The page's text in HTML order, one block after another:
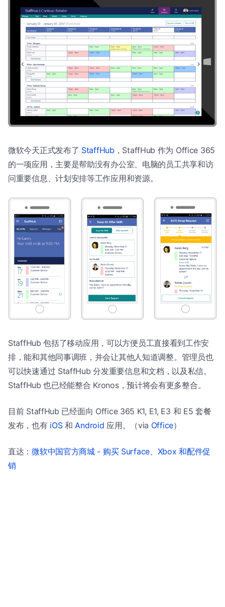
微软今天正式发布了 StaffHub ，StaffHub 作为 Office 365
的一项应用，主要是帮助没有办公室、电脑的员工共享和访
问重要信息、计划安排等工作应用和资源。
StaffHub 包括了移动应用，可以方便员工直接看到工作安
排，能和其他同事调班，并会让其他人知道调整。管理员也
可以快速通过 StaffHub 分发重要信息和文档，以及私信。
StaffHub 也已经能整合 Kronos，预计将会有更多整合。
目前 StaffHub 已经面向 Office 365 K1, E1, E3 和 E5 套餐
发布，也有 iOS和 Android 应用。（via Office）
直达：微软中国官方商城 - 购买 Surface、Xbox 和配件促
销